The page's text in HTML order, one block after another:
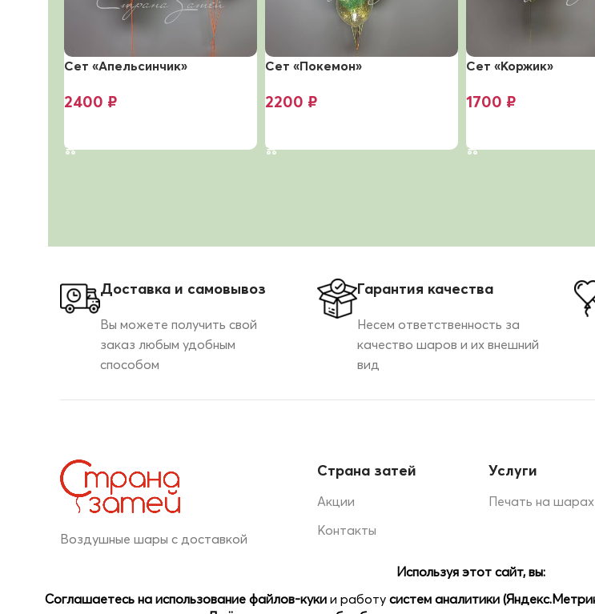
Сет «Апельсинчик»
2400 ₽
Сет «Покемон»
2200 ₽
Сет «Коржик»
1700 ₽
Доставка и самовывоз
Вы можете получить свой
заказ любым удобным
способом
Гарантия качества
Несем ответственность за
качество шаров и их внешний
вид
Воздушные шары с доставкой
Страна затей
Акции
Контакты
Услуги
Печать на шарах